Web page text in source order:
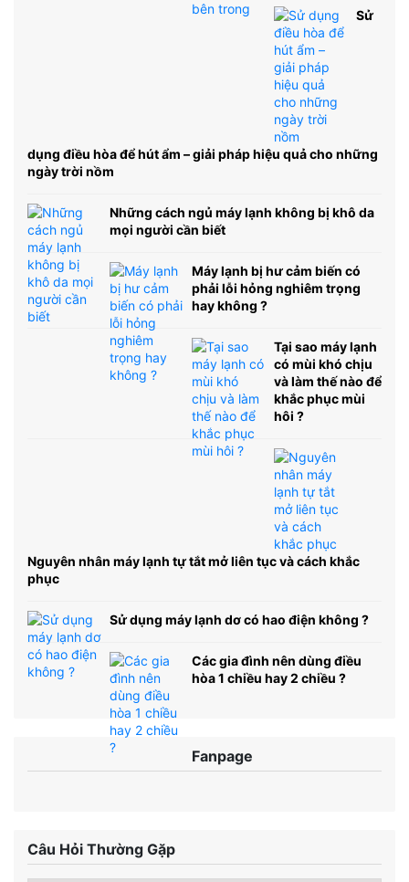
Sử
dụng điều hòa để hút ẩm – giải pháp hiệu quả cho những
ngày trời nồm
Những cách ngủ máy lạnh không bị khô da
mọi người cần biết
Máy lạnh bị hư cảm biến có
phải lỗi hỏng nghiêm trọng
hay không ?
Tại sao máy lạnh
có mùi khó chịu
và làm thế nào để
khắc phục mùi
hôi ?
Nguyên nhân máy lạnh tự tắt mở liên tục và cách khắc
phục
Sử dụng máy lạnh dơ có hao điện không ?
Các gia đình nên dùng điều
hòa 1 chiều hay 2 chiều ?
Fanpage
Câu Hỏi Thường Gặp